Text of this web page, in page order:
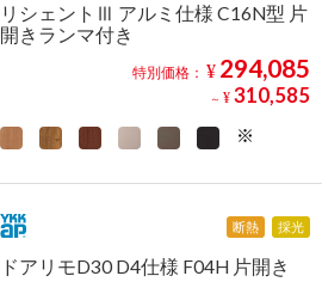
リシェントⅢ アルミ仕様 C16N型 片
開きランマ付き
特別価格： ¥ 294,085
～ ¥ 310,585
断熱 採光
ドアリモD30 D4仕様 F04H 片開き